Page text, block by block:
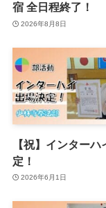
宿 全日程終了！
2026年8月8日
【祝】インター
定！
2026年6月1日